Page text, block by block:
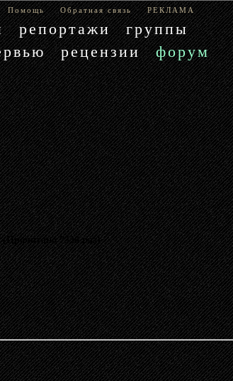
Помощь Обратная связь РЕКЛАМА
репортажи
группы
рецензии форум
7330 раз)